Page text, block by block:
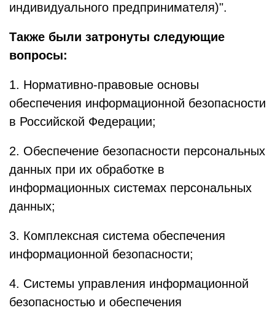
индивидуального предпринимателя)".
Также были затронуты следующие
вопросы:
1. Нормативно-правовые основы
обеспечения информационной безопасности
в Российской Федерации;
2. Обеспечение безопасности персональных
данных при их обработке в
информационных системах персональных
данных;
3. Комплексная система обеспечения
информационной безопасности;
4. Системы управления информационной
безопасностью и обеспечения